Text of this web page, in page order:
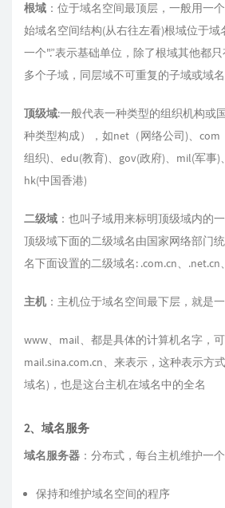
根域 ：位于域名空间最顶层，一般用一
始域名空间结构(从右往左看)根域位于域
一个".”表示基础单位，除了根域其他都
多个子域，同层域不可重复的子域或域名
顶级域:一般代表一种类型的组织机构或
种类型构成），如net（网络公司)、com
组织)、edu(教育)、gov(政府)、mil(军事)
hk(中国香港)
二级域 ：也叫子域用来标明顶级域内的
顶级域下面的二级域名由国家网络部门
名下面设置的二级域名: .com.cn、.net.cn
主机 ：主机位于域名空间最下层，就是
www、mail、都是具体的计算机名字，可
mail.sina.com.cn、来表示，这种表示方
域名)，也是这台主机在域名中的全名
2、域名服务
域名服务器 ：分布式，每台主机维护一
保持和维护域名空间的程序